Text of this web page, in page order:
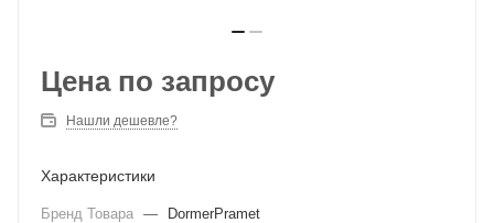
Цена по запросу
Нашли дешевле?
Характеристики
Бренд Товара —
DormerPramet